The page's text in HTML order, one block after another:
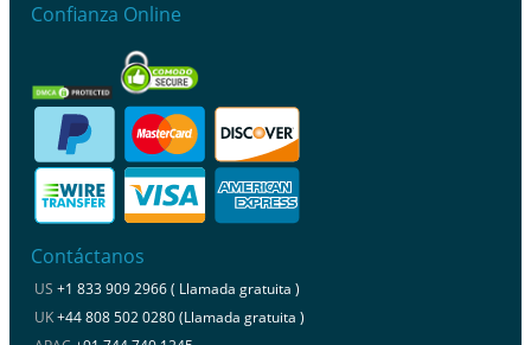
Confianza Online
Contáctanos
US +1 833 909 2966 ( Llamada gratuita )
UK+44 808 502 0280 (Llamada gratuita )